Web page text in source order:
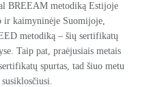
BREEAM metodiką Estijoje
ir kaimyninėje Suomijoje,
metodiką – šių sertifikatų
Taip pat, praėjusiais metais
spurtas, tad šiuo metu